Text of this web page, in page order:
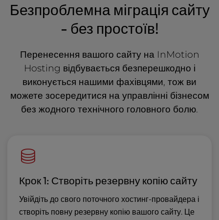
Безпроблемна міграція сайту
- без простоїв!
Перенесення вашого сайту на InMotion
Hosting відбувається безперешкодно і
виконується нашими фахівцями, тож ви
можете зосередитися на управлінні бізнесом
без жодного технічного головного болю.
Крок 1: Створіть резервну копію сайту
Увійдіть до свого поточного хостинг-провайдера і
створіть повну резервну копію вашого сайту. Це